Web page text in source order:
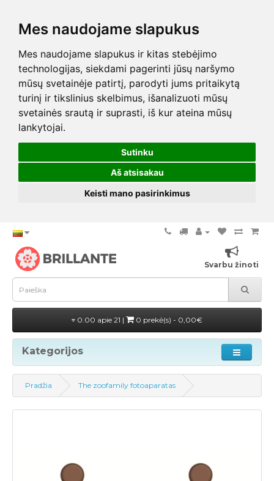
Mes naudojame slapukus
Mes naudojame slapukus ir kitas stebėjimo
technologijas, siekdami pagerinti jūsų naršymo
mūsų svetainėje patirtį, parodyti jums pritaikytą
turinį ir tikslinius skelbimus, išanalizuoti mūsų
svetainės srautą ir suprasti, iš kur ateina mūsų
lankytojai.
Sutinku
Aš atsisakau
Keisti mano pasirinkimus
Svarbu žinoti
0.00 apie 21 | 0 prekė(s) - 0,00€
Kategorijos
Pradžia The zoofamily fotoaparatas